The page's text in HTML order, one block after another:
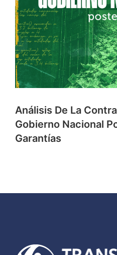
Análisis De La
Gobierno Nacional
Garantías